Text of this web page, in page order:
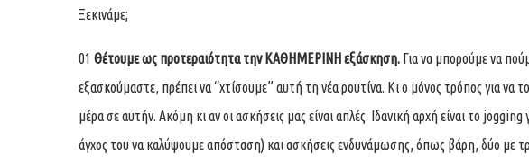
Ξεκινάμε;
01 Θέτουμε ως προτεραιότητα την ΚΑΘΗΜΕΡΙΝΗ εξάσκηση. Για να μπορούμε να
εξασκούμαστε, πρέπει να “χτίσουμε” αυτή τη νέα ρουτίνα. Κι ο μόνος τρόπος για να
μέρα σε αυτήν. Ακόμη κι αν οι ασκήσεις μας είναι απλές. Ιδανική αρχή είναι το
άγχος του να καλύψουμε απόσταση) και ασκήσεις ενδυνάμωσης, όπως βάρη, δύο με